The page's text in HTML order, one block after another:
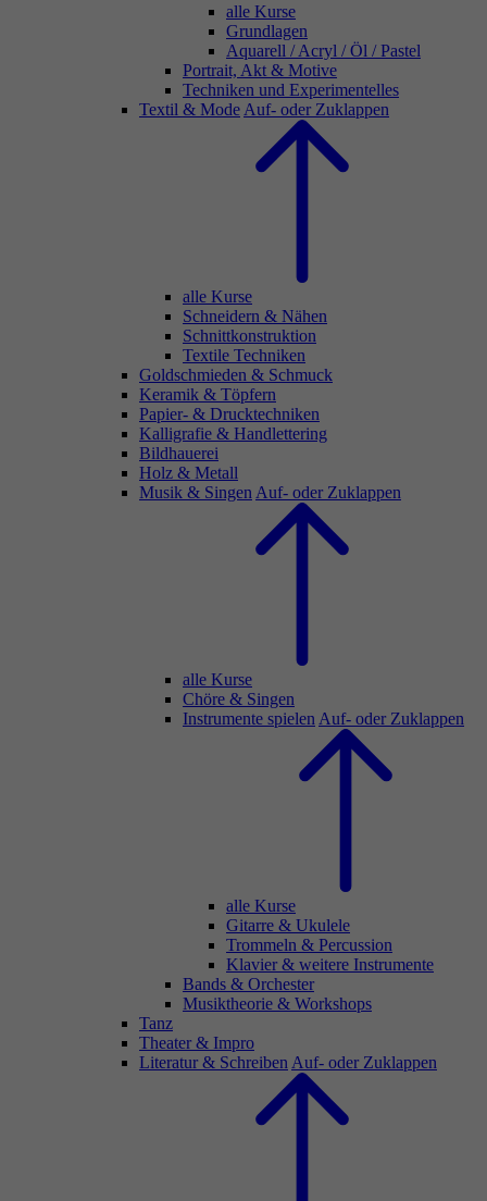
alle Kurse
Grundlagen
Aquarell / Acryl / Öl / Pastel
Portrait, Akt & Motive
Techniken und Experimentelles
Textil & Mode Auf- oder Zuklappen
alle Kurse
Schneidern & Nähen
Schnittkonstruktion
Textile Techniken
Goldschmieden & Schmuck
Keramik & Töpfern
Papier- & Drucktechniken
Kalligrafie & Handlettering
Bildhauerei
Holz & Metall
Musik & Singen Auf- oder Zuklappen
alle Kurse
Chöre & Singen
Instrumente spielen Auf- oder Zuklappen
alle Kurse
Gitarre & Ukulele
Trommeln & Percussion
Klavier & weitere Instrumente
Bands & Orchester
Musiktheorie & Workshops
Tanz
Theater & Impro
Literatur & Schreiben Auf- oder Zuklappen